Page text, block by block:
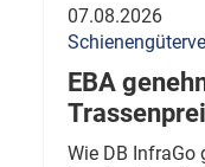
07.08.2026
EBA
Wie DB InfraGo